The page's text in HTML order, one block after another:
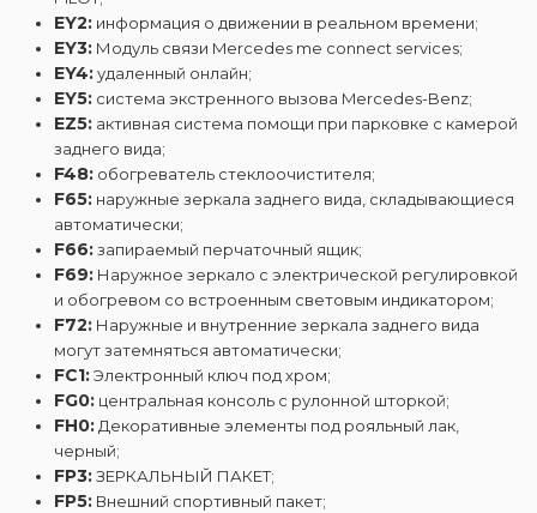
EY2: информация о движении в реальном времени;
EY3: Модуль связи Mercedes me connect services;
EY4:удаленный онлайн;
EY5: система экстренного вызова Mercedes-Benz;
EZ5: активная система помощи при парковке с камерой
заднего вида;
F48: обогреватель стеклоочистителя;
F65: наружные зеркала заднего вида, складывающиеся
автоматически;
F66:запираемый перчаточный ящик;
F69: Наружное зеркало с электрической регулировкой
и обогревом со встроенным световым индикатором;
F72: Наружные и внутренние зеркала заднего вида
могут затемняться автоматически;
FC1:Электронный ключ под хром;
FG0: центральная консоль с рулонной шторкой;
FH0: Декоративные элементы под рояльный лак,
черный;
FP3:ЗЕРКАЛЬНЫЙ ПАКЕТ;
FP5: Внешний спортивный пакет;